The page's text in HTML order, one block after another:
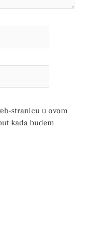
stranicu u ovom
kada budem